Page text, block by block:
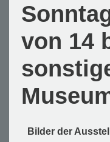
von 14
Bilder der